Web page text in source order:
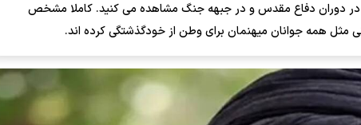
را در دوران دفاع مقدس و در جبهه جنگ مشاهده می کنید. کاملا مشخص
مثل همه جوانان میهنمان برای وطن از خودگذشتگی کرده اند.